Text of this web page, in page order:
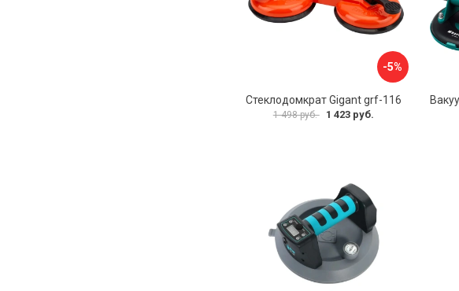
-5%
Стеклодомкрат Gigant grf-116
1 498 руб. 1 423 руб.